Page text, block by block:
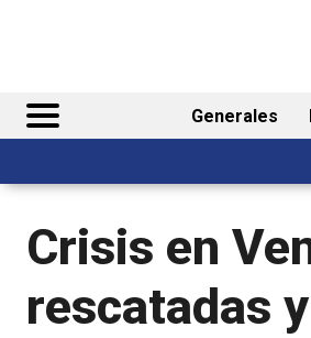
Generales
Crisis en
rescatadas